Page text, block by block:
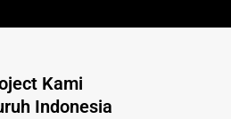
Kami
Indonesia